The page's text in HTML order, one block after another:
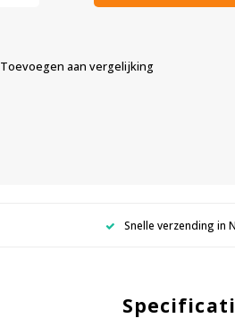
Toevoegen aan vergelijking
Snelle verzending in